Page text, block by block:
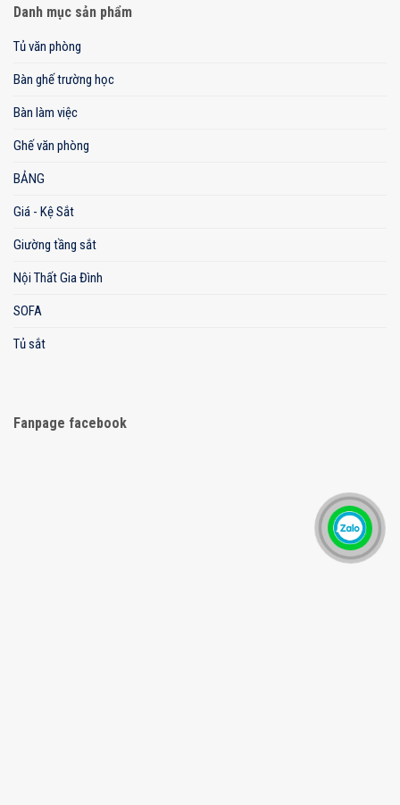
Danh mục sản phẩm
Tủ văn phòng
Bàn ghế trường học
Bàn làm việc
Ghế văn phòng
BẢNG
Giá - Kệ Sắt
Giường tầng sắt
Nội Thất Gia Đình
SOFA
Tủ sắt
Fanpage facebook